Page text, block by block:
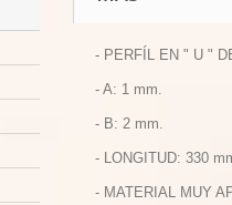
- PERFÍL EN " U "
- A: 1 mm.
- B: 2 mm.
- LONGITUD: 330
- MATERIAL MUY